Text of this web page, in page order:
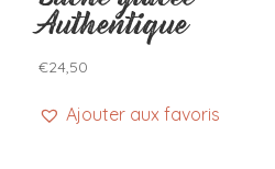
Authentique
€24,50
Ajouter aux favoris